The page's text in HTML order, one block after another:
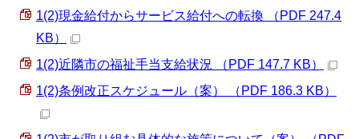
1(2)現金給付からサービス給付への転換 （PDF 247.4
KB）
1(2)近隣市の福祉手当支給状況 （PDF 147.7 KB）
1(2)条例改正スケジュール（案） （PDF 186.3 KB）